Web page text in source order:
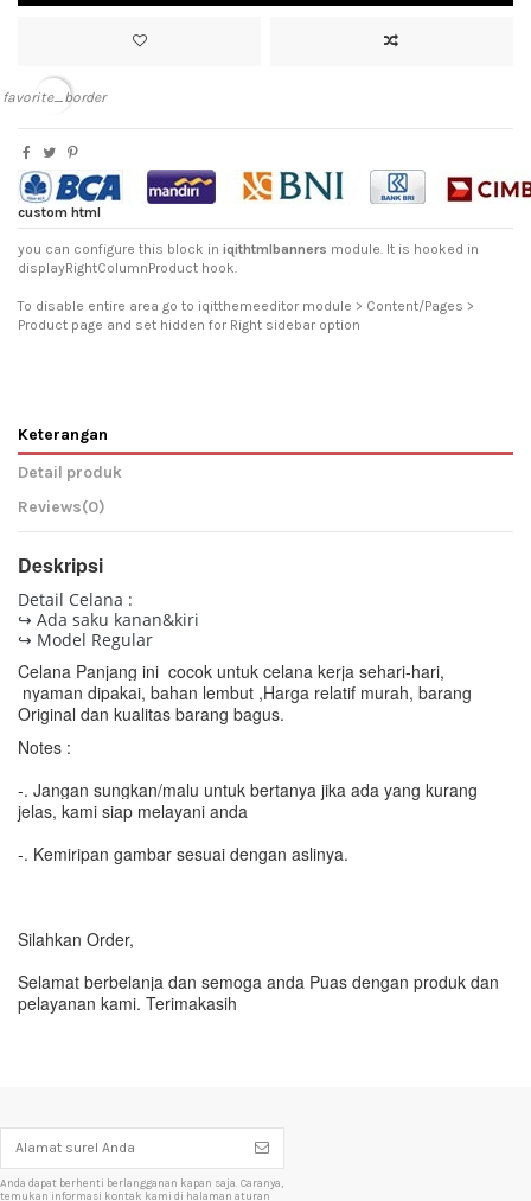
favorite_border
custom html
you can configure this block in iqithtmlbanners module. It is hooked in
displayRightColumnProduct hook.
To disable entire area go to iqitthemeeditor module > Content/Pages >
Product page and set hidden for Right sidebar option
Keterangan
Detail produk
Reviews(0)
Deskripsi
Detail Celana :
↪ Ada saku kanan&kiri
↪ Model Regular
Celana Panjang ini cocok untuk celana kerja sehari-hari,
nyaman dipakai, bahan lembut ,Harga relatif murah, barang
Original dan kualitas barang bagus.
Notes :
-. Jangan sungkan/malu untuk bertanya jika ada yang kurang
jelas, kami siap melayani anda
-. Kemiripan gambar sesuai dengan aslinya.
Silahkan Order,
Selamat berbelanja dan semoga anda Puas dengan produk dan
pelayanan kami. Terimakasih
Anda dapat berhenti berlangganan kapan saja. Caranya,
temukan informasi kontak kami di halaman aturan